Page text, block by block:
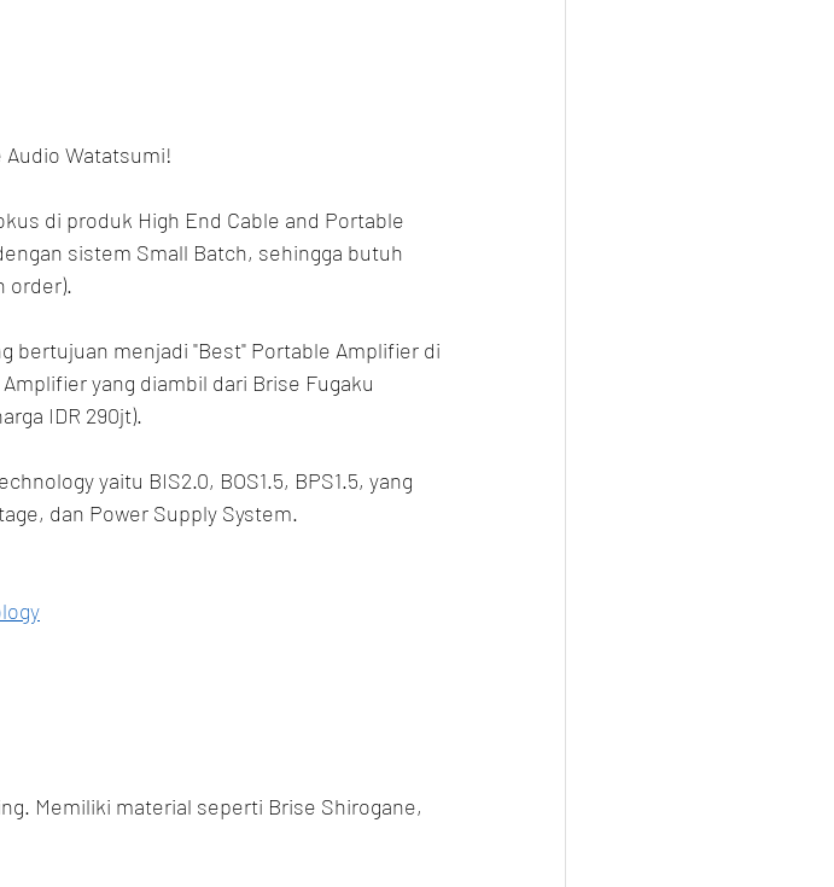
Watatsumi!
di produk High End Cable and Portable
sistem Small Batch, sehingga butuh
order).
bertujuan menjadi "Best" Portable Amplifier di
yang diambil dari Brise Fugaku
IDR 290jt).
yaitu BIS2.0, BOS1.5, BPS1.5, yang
dan Power Supply System.
Memiliki material seperti Brise Shirogane,